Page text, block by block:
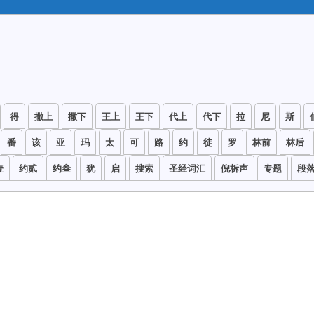
得 撒上 撒下 王上 王下 代上 代下 拉 尼 斯
番 该 亚 玛 太 可 路 约 徒 罗 林前 林后
约贰 约叁 犹 启 搜索 圣经词汇 倪柝声 专题 段